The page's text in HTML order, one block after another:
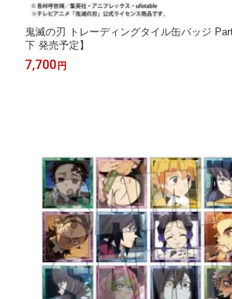
鬼滅の刃 トレーディングタイル缶バッジ
下 発売予定】
7,700 円